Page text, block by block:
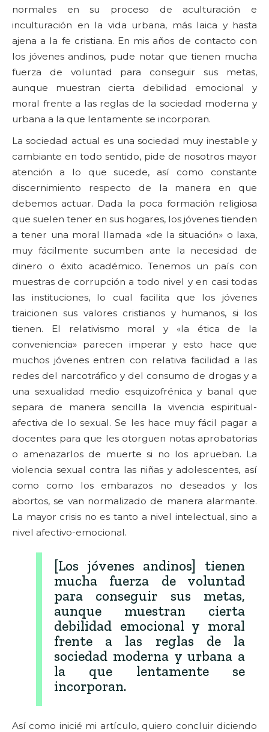
normales en su proceso de aculturación e
inculturación en la vida urbana, más laica y hasta
ajena a la fe cristiana. En mis años de contacto con
los jóvenes andinos, pude notar que tienen mucha
fuerza de voluntad para conseguir sus metas,
aunque muestran cierta debilidad emocional y
moral frente a las reglas de la sociedad moderna y
urbana a la que lentamente se incorporan.
La sociedad actual es una sociedad muy inestable y
cambiante en todo sentido, pide de nosotros mayor
atención a lo que sucede, así como constante
discernimiento respecto de la manera en que
debemos actuar. Dada la poca formación religiosa
que suelen tener en sus hogares, los jóvenes tienden
a tener una moral llamada «de la situación» o laxa,
muy fácilmente sucumben ante la necesidad de
dinero o éxito académico. Tenemos un país con
muestras de corrupción a todo nivel y en casi todas
las instituciones, lo cual facilita que los jóvenes
traicionen sus valores cristianos y humanos, si los
tienen. El relativismo moral y «la ética de la
conveniencia» parecen imperar y esto hace que
muchos jóvenes entren con relativa facilidad a las
redes del narcotráfico y del consumo de drogas y a
una sexualidad medio esquizofrénica y banal que
separa de manera sencilla la vivencia espiritual-
afectiva de lo sexual. Se les hace muy fácil pagar a
docentes para que les otorguen notas aprobatorias
o amenazarlos de muerte si no los aprueban. La
violencia sexual contra las niñas y adolescentes, así
como como los embarazos no deseados y los
abortos, se van normalizado de manera alarmante.
La mayor crisis no es tanto a nivel intelectual, sino a
nivel afectivo-emocional.
[Los jóvenes andinos] tienen
mucha fuerza de voluntad
para conseguir sus metas,
aunque muestran cierta
debilidad emocional y moral
frente a las reglas de la
sociedad moderna y urbana a
la que lentamente se
incorporan.
Así como inicié mi artículo, quiero concluir diciendo